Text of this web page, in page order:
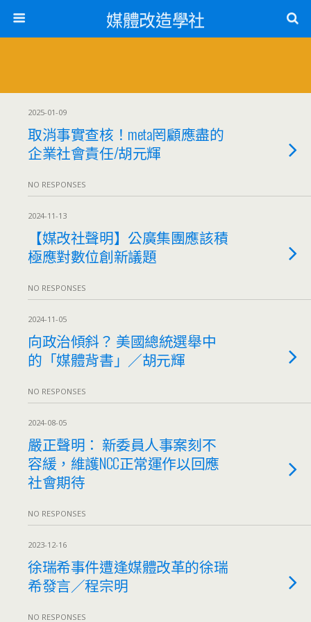
媒體改造學社
2025-01-09
取消事實查核！meta罔顧應盡的
企業社會責任/胡元輝
NO RESPONSES
2024-11-13
【媒改社聲明】公廣集團應該積
極應對數位創新議題
NO RESPONSES
2024-11-05
向政治傾斜？ 美國總統選舉中
的「媒體背書」／胡元輝
NO RESPONSES
2024-08-05
嚴正聲明： 新委員人事案刻不
容緩，維護NCC正常運作以回應
社會期待
NO RESPONSES
2023-12-16
徐瑞希事件遭逢媒體改革的徐瑞
希發言／程宗明
NO RESPONSES